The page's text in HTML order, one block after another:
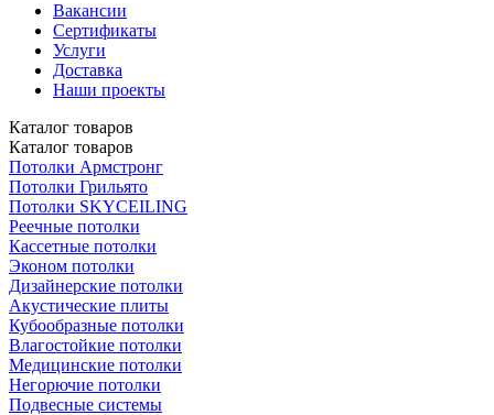
Вакансии
Сертификаты
Услуги
Доставка
Наши проекты
Каталог товаров
Каталог товаров
Потолки Армстронг
Потолки Грильято
Потолки SKYCEILING
Реечные потолки
Кассетные потолки
Эконом потолки
Дизайнерские потолки
Акустические плиты
Кубообразные потолки
Влагостойкие потолки
Медицинские потолки
Негорючие потолки
Подвесные системы